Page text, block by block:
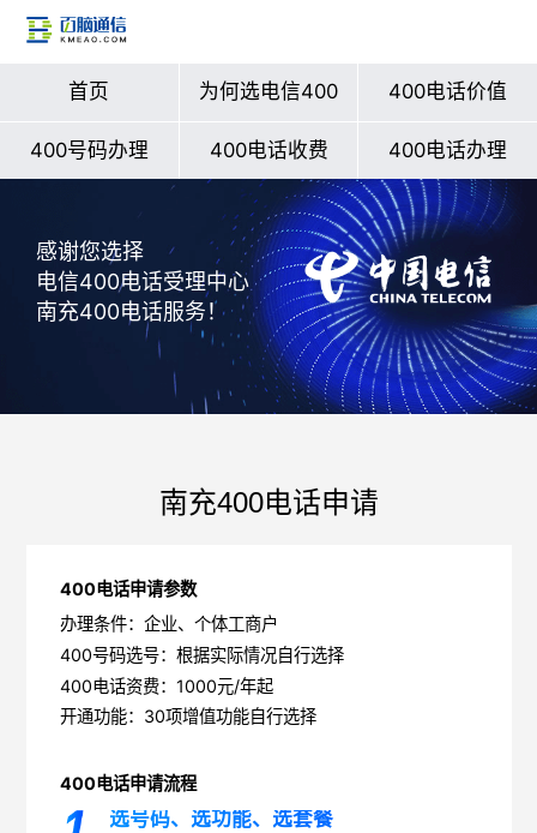
首页 为何选电信400 400电话价值
400号码办理 400电话收费 400电话办理
感谢您选择
电信400电话受理中心
南充400电话服务！
南充400电话申请
400电话申请参数
办理条件：企业、个体工商户
400号码选号：根据实际情况自行选择
400电话资费：1000元/年起
开通功能：30项增值功能自行选择
400电话申请流程
选号码、选功能、选套餐